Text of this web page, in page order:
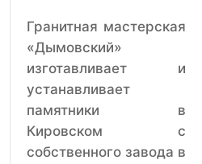
Гранитная мастерская
«Дымовский»
изготавливает и
устанавливает
памятники в
Кировском с
собственного завода в